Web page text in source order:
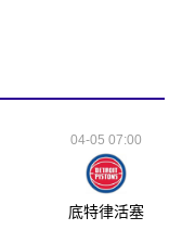
04-05 07:00
底特律活塞